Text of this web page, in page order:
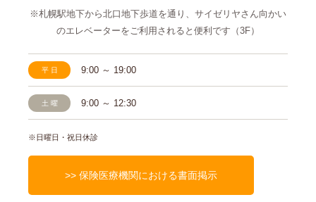
※札幌駅地下から北口地下歩道を通り、サイゼリヤさん向かい
のエレベーターをご利用されると便利です（3F）
平日 9:00 ～ 19:00
土曜 9:00 ～ 12:30
※日曜日・祝日休診
>> 保険医療機関における書面掲示